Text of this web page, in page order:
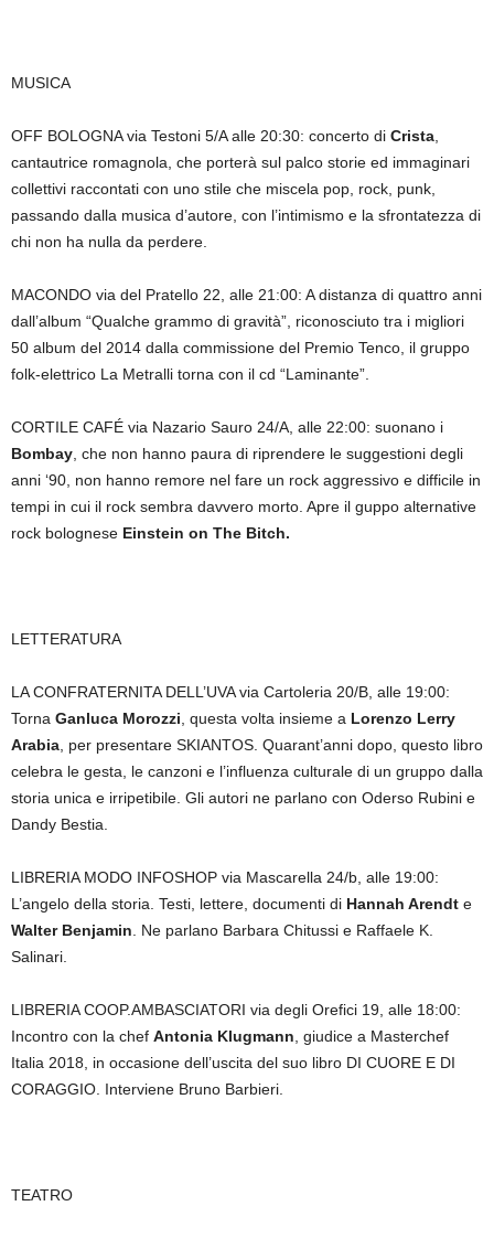
MUSICA
OFF BOLOGNA via Testoni 5/A alle 20:30: concerto di Crista
cantautrice romagnola, che porterà sul palco storie ed immaginari
collettivi raccontati con uno stile che miscela pop, rock, punk,
passando dalla musica d’autore, con l’intimismo e la sfrontatezza di
chi non ha nulla da perdere.
MACONDO via del Pratello 22, alle 21:00: A distanza di quattro anni
dall’album “Qualche grammo di gravità”, riconosciuto tra i migliori
50 album del 2014 dalla commissione del Premio Tenco, il gruppo
folk-elettrico La Metralli torna con il cd “Laminante”.
CORTILE CAFÉ via Nazario Sauro 24/A, alle 22:00: suonano i
Bombay , che non hanno paura di riprendere le suggestioni degli
anni ‘90, non hanno remore nel fare un rock aggressivo e difficile in
tempi in cui il rock sembra davvero morto. Apre il guppo alternative
rock bolognese Einstein on The Bitch.
LETTERATURA
LA CONFRATERNITA DELL’UVA via Cartoleria 20/B, alle 19:00:
Torna Ganluca Morozzi , questa volta insieme a Lorenzo Lerry
Arabia , per presentare SKIANTOS. Quarant’anni dopo, questo libro
celebra le gesta, le canzoni e l’influenza culturale di un gruppo dalla
storia unica e irripetibile. Gli autori ne parlano con Oderso Rubini e
Dandy Bestia.
LIBRERIA MODO INFOSHOP via Mascarella 24/b, alle 19:00:
L’angelo della storia. Testi, lettere, documenti di Hannah Arendt e
Walter Benjamin . Ne parlano Barbara Chitussi e Raffaele K.
Salinari.
LIBRERIA COOP.AMBASCIATORI via degli Orefici 19, alle 18:00:
Incontro con la chef Antonia Klugmann giudice a Masterchef
Italia 2018, in occasione dell’uscita del suo libro DI CUORE E DI
CORAGGIO. Interviene Bruno Barbieri.
TEATRO